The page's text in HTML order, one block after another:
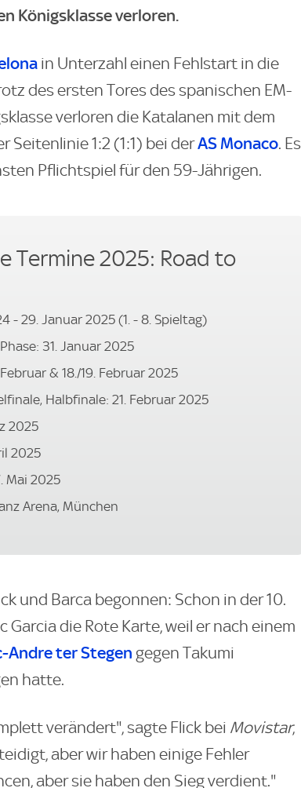
Königsklasse verloren.
in Unterzahl einen Fehlstart in die
des ersten Tores des spanischen EM-
verloren die Katalanen mit dem
Seitenlinie 1:2 (1:1) bei derAS Monaco. Es
Pflichtspiel für den 59-Jährigen.
Termine 2025: Road to
- 29. Januar 2025 (1. - 8. Spieltag)
31. Januar 2025
& 18./19. Februar 2025
Halbfinale: 21. Februar 2025
2025
2025
Mai 2025
Arena, München
und Barca begonnen: Schon in der 10.
die Rote Karte, weil er nach einem
Andre ter Stegen gegen Takumi
hatte.
verändert", sagte Flick bei Movistar,
aber wir haben einige Fehler
aber sie haben den Sieg verdient."